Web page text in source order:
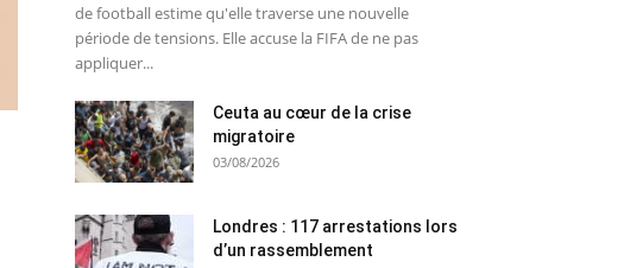
de football estime qu'elle traverse une nouvelle
période de tensions. Elle accuse la FIFA de ne pas
appliquer...
Ceuta au cœur de la crise
migratoire
03/08/2026
Londres : 117 arrestations lors
d’un rassemblement